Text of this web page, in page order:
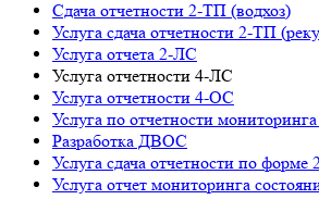
Сдача отчетности 2-ТП (водхоз)
Услуга сдача отчетности 2-ТП
Услуга отчета 2-ЛС
Услуга отчетности 4-ЛС
Услуга отчетности 4-ОС
Услуга по отчетности
Разработка ДВОС
Услуга сдача отчетности по форме
Услуга отчет мониторинга